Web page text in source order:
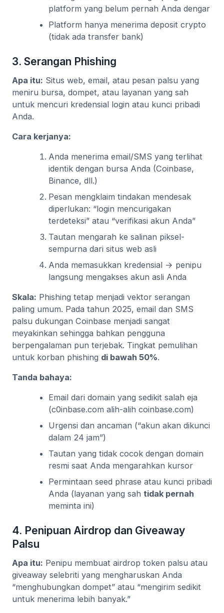
platform yang belum pernah Anda dengar
Platform hanya menerima deposit crypto
(tidak ada transfer bank)
3. Serangan Phishing
Apa itu: Situs web, email, atau pesan palsu yang
meniru bursa, dompet, atau layanan yang sah
untuk mencuri kredensial login atau kunci pribadi
Anda.
Cara kerjanya:
Anda menerima email/SMS yang terlihat
identik dengan bursa Anda (Coinbase,
Binance, dll.)
Pesan mengklaim tindakan mendesak
diperlukan: “login mencurigakan
terdeteksi” atau “verifikasi akun Anda”
Tautan mengarah ke salinan piksel-
sempurna dari situs web asli
Anda memasukkan kredensial → penipu
langsung mengakses akun asli Anda
Skala: Phishing tetap menjadi vektor serangan
paling umum. Pada tahun 2025, email dan SMS
palsu dukungan Coinbase menjadi sangat
meyakinkan sehingga bahkan pengguna
berpengalaman pun terjebak. Tingkat pemulihan
untuk korban phishing di bawah 50%.
Tanda bahaya:
Email dari domain yang sedikit salah eja
(c0inbase.com alih-alih coinbase.com)
Urgensi dan ancaman (“akun akan dikunci
dalam 24 jam”)
Tautan yang tidak cocok dengan domain
resmi saat Anda mengarahkan kursor
Permintaan seed phrase atau kunci pribadi
Anda (layanan yang sah tidak pernah
meminta ini)
4. Penipuan Airdrop dan Giveaway
Palsu
Apa itu: Penipu membuat airdrop token palsu atau
giveaway selebriti yang mengharuskan Anda
“menghubungkan dompet” atau “mengirim sedikit
untuk menerima lebih banyak.”